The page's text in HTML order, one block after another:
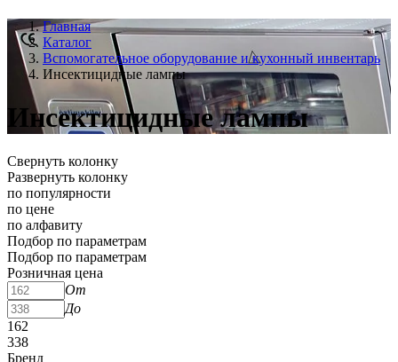
Главная
Каталог
Вспомогательное оборудование и кухонный инвентарь
Инсектицидные лампы
Инсектицидные лампы
Свернуть колонку
Развернуть колонку
по популярности
по цене
по алфавиту
Подбор по параметрам
Подбор по параметрам
Розничная цена
От
До
162
338
Бренд